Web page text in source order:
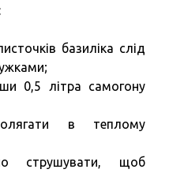
базиліка слід
0,5 літра самогону
в теплому
струшувати, щоб